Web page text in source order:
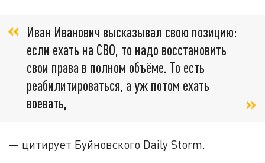
Иван Иванович высказывал свою позицию:
если ехать на СВО, то надо восстановить
свои права в полном объёме. То есть
реабилитироваться, а уж потом ехать
воевать,
— цитирует Буйновского Daily Storm.